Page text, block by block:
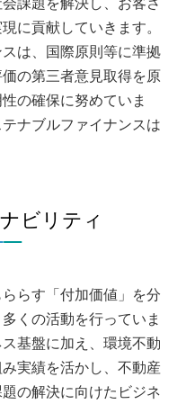
に貢献していきます。
は、国際原則等に準拠
の第三者意見取得を原
の確保に努めていま
ナブルファイナンスは
ビリティ
らす「付加価値」を分
くの活動を行っていま
基盤に加え、環境不動
実績を活かし、不動産
の解決に向けたビジネ